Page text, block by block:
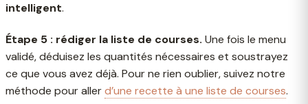
intelligent.
Étape 5 : rédiger la liste de courses. Une fois le menu
validé, déduisez les quantités nécessaires et soustrayez
ce que vous avez déjà. Pour ne rien oublier, suivez notre
méthode pour allerd’une recette à une liste de courses.